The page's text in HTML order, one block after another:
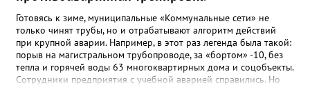
Готовясь к зиме, муниципальные «Коммунальные сети» не
только чинят трубы, но и отрабатывают алгоритм действий
при крупной аварии. Например, в этот раз легенда была такой:
порыв на магистральном трубопроводе, за «бортом» -10, без
тепла и горячей воды 63 многоквартирных дома и соцобъекты.
Сотрудники предприятия с учебной аварией справились. Но